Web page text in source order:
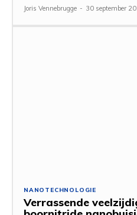
Joris Vennebrugge - 30 september
NANOTECHNOLOGIE
Verrassende